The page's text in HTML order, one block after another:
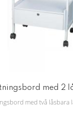
med 2
med två låsbara